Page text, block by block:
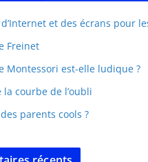
et des écrans pour
Freinet
Montessori est-elle ludique ?
courbe de l’oubli
parents cools ?